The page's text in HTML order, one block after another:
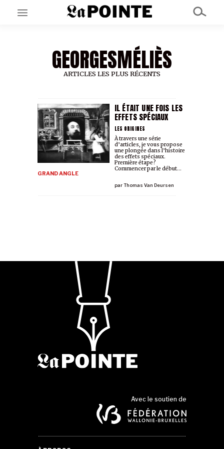
EN CE MOMENT
GRAND ANGLE
AU LARGE
À PROPOS
NOS PARTENAIRES
SOUTENEZ NOUS
GEORGESMÉLIÈS
ARTICLES LES PLUS RÉCENTS
IL ÉTAIT UNE FOIS LES
EFFETS SPÉCIAUX
LES ORIGINES
GRAND ANGLE
parThomas Van Deursen
À travers une série
d’articles, je vous propose
une plongée dans l’histoire
des effets spéciaux.
Première étape?
Commencer par le début…
Avec le soutien de